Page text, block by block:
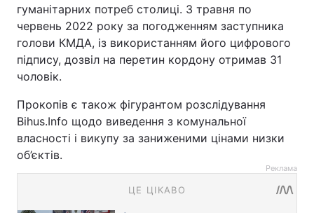
гуманітарних потреб столиці. З травня по
червень 2022 року за погодженням заступника
голови КМДА, із використанням його цифрового
підпису, дозвіл на перетин кордону отримав 31
чоловік.
Прокопів є також фігурантом розслідування
Bihus.Info щодо виведення з комунальної
власності і викупу за заниженими цінами низки
об’єктів.
Реклама